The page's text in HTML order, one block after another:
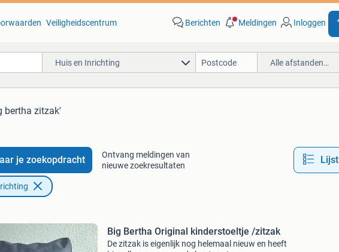
Veiligheidscentrum Berichten Meldingen Inloggen
Huis en Inrichting Alle afstanden…
bertha zitzak'
je zoekopdracht
Ontvang meldingen van
nieuwe zoekresultaten
Lijst
Big Bertha Original kinderstoeltje /zitzak
De zitzak is eigenlijk nog helemaal nieuw en heeft